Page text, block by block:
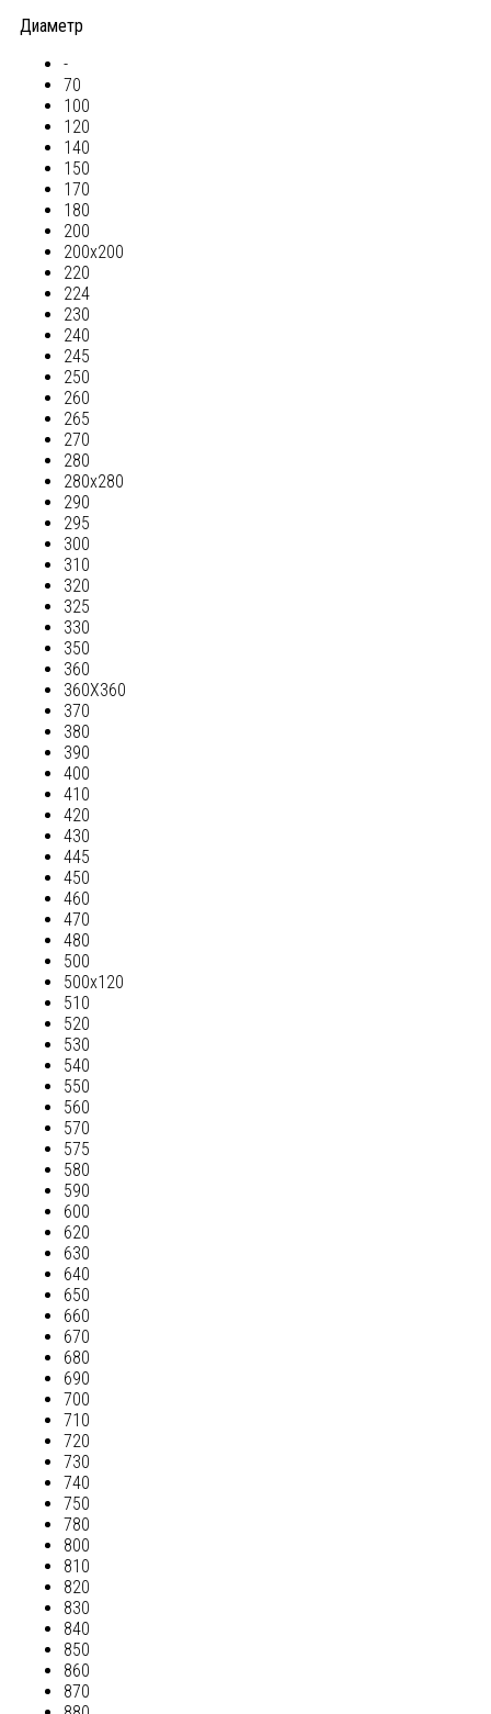
Диаметр
-
70
100
120
140
150
170
180
200
200х200
220
224
230
240
245
250
260
265
270
280
280х280
290
295
300
310
320
325
330
350
360
360Х360
370
380
390
400
410
420
430
445
450
460
470
480
500
500х120
510
520
530
540
550
560
570
575
580
590
600
620
630
640
650
660
670
680
690
700
710
720
730
740
750
780
800
810
820
830
840
850
860
870